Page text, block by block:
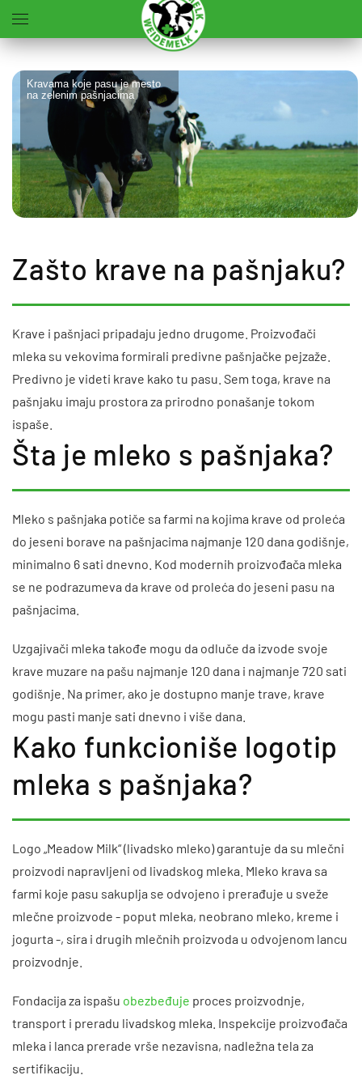
Skip to main content
Kravama koje pasu je mesto
na zelenim pašnjacima
Zašto krave na pašnjaku?
Krave i pašnjaci pripadaju jedno drugome. Proizvođači
mleka su vekovima formirali predivne pašnjačke pejzaže.
Predivno je videti krave kako tu pasu. Sem toga, krave na
pašnjaku imaju prostora za prirodno ponašanje tokom
ispaše.
Šta je mleko s pašnjaka?
Mleko s pašnjaka potiče sa farmi na kojima krave od proleća
do jeseni borave na pašnjacima najmanje 120 dana godišnje,
minimalno 6 sati dnevno. Kod modernih proizvođača mleka
se ne podrazumeva da krave od proleća do jeseni pasu na
pašnjacima.
Uzgajivači mleka takođe mogu da odluče da izvode svoje
krave muzare na pašu najmanje 120 dana i najmanje 720 sati
godišnje. Na primer, ako je dostupno manje trave, krave
mogu pasti manje sati dnevno i više dana.
Kako funkcioniše logotip
mleka s pašnjaka?
Logo „Meadow Milk“ (livadsko mleko) garantuje da su mlečni
proizvodi napravljeni od livadskog mleka. Mleko krava sa
farmi koje pasu sakuplja se odvojeno i prerađuje u sveže
mlečne proizvode - poput mleka, neobrano mleko, kreme i
jogurta -, sira i drugih mlečnih proizvoda u odvojenom lancu
proizvodnje.
Fondacija za ispašu obezbeđuje proces proizvodnje,
transport i preradu livadskog mleka. Inspekcije proizvođača
mleka i lanca prerade vrše nezavisna, nadležna tela za
sertifikaciju.